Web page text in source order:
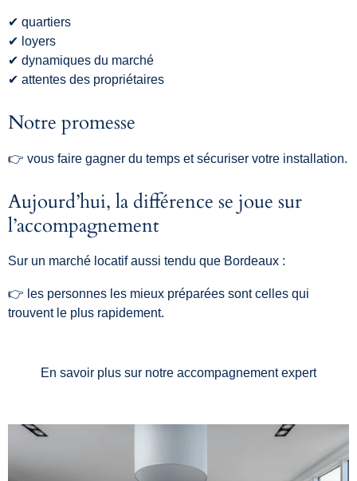
✔ quartiers
✔ loyers
✔ dynamiques du marché
✔ attentes des propriétaires
Notre promesse
👉 vous faire gagner du temps et sécuriser votre installation.
Aujourd’hui, la différence se joue sur
l’accompagnement
Sur un marché locatif aussi tendu que Bordeaux :
👉 les personnes les mieux préparées sont celles qui
trouvent le plus rapidement.
En savoir plus sur notre accompagnement expert